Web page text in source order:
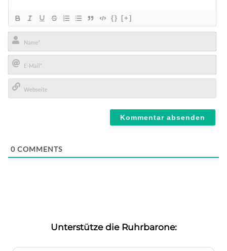
{} [+]
Name*
E-
Mail*
0 COMMENTS
Unterstütze die Ruhrbarone: